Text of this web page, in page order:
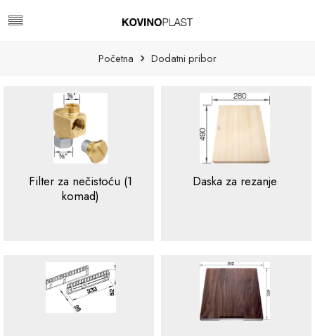
Početna Dodatni pribor
Filter za nečistoću (1
komad)
Daska za rezanje